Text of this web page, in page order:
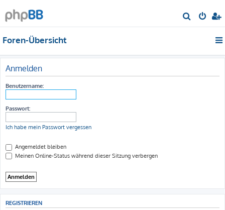
u
Foren-Übersicht
Anmelden
Benutzername:
Passwort:
Ich habe mein Passwort vergessen
Angemeldet bleiben
Meinen Online-Status während dieser Sitzung verbergen
REGISTRIEREN